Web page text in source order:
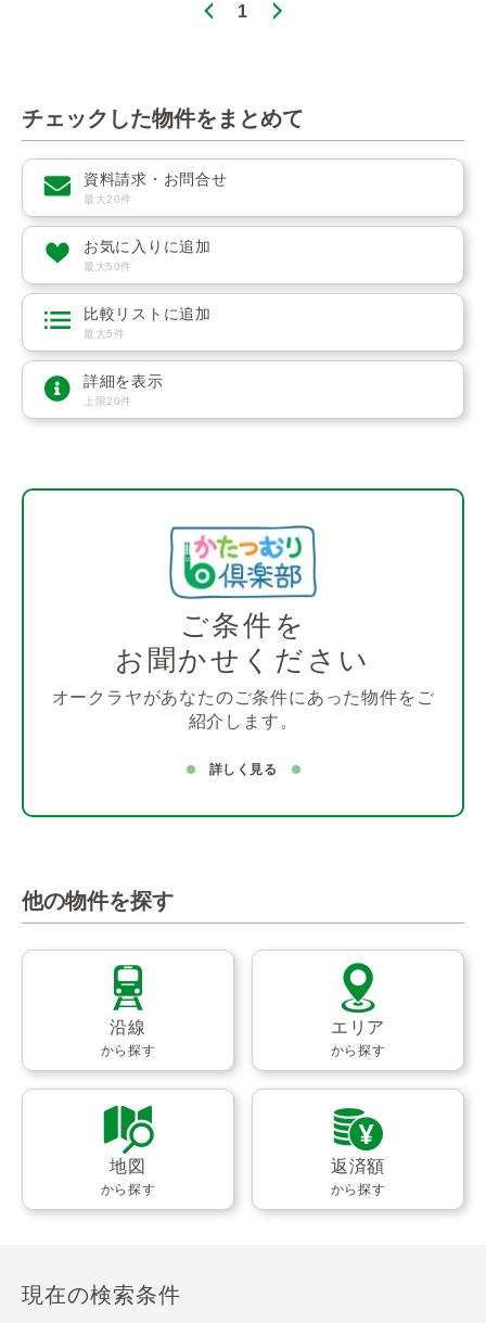
1
チェックした物件をまとめて
資料請求・お問合せ
最大20件
お気に入りに追加
最大50件
比較リストに追加
最大5件
詳細を表示
上限20件
ご条件を
お聞かせください
オークラヤがあなたのご条件にあった物件をご
紹介します。
詳しく見る
他の物件を探す
沿線
から探す
エリア
から探す
地図
から探す
返済額
から探す
現在の検索条件